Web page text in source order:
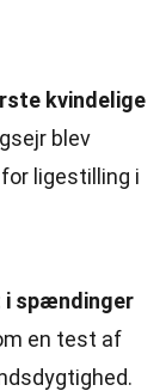
kvindelige
blev
ligestilling i
i spændinger
en test af